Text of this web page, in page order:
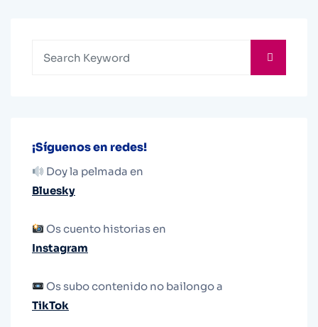
¡Síguenos en redes!
Doy la pelmada en
Bluesky
Os cuento historias en
Instagram
Os subo contenido no bailongo a
TikTok